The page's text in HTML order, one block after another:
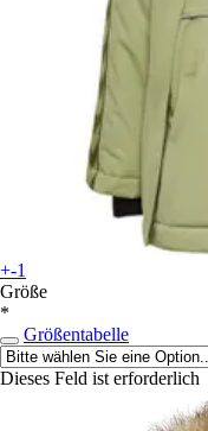
+-1
Größe
*
Größentabelle
Dieses Feld ist erforderlich